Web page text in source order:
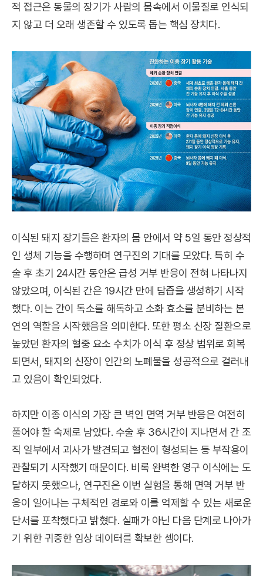
적 접근은 동물의 장기가 사람의 몸속에서 이물질로 인식되
지 않고 더 오래 생존할 수 있도록 돕는 핵심 장치다.
이식된 돼지 장기들은 환자의 몸 안에서 약 5일 동안 정상적
인 생체 기능을 수행하며 연구진의 기대를 모았다. 특히 수
술 후 초기 24시간 동안은 급성 거부 반응이 전혀 나타나지
않았으며, 이식된 간은 19시간 만에 담즙을 생성하기 시작
했다. 이는 간이 독소를 해독하고 소화 효소를 분비하는 본
연의 역할을 시작했음을 의미한다. 또한 평소 신장 질환으로
높았던 환자의 혈중 요소 수치가 이식 후 정상 범위로 회복
되면서, 돼지의 신장이 인간의 노폐물을 성공적으로 걸러내
고 있음이 확인되었다.
하지만 이종 이식의 가장 큰 벽인 면역 거부 반응은 여전히
풀어야 할 숙제로 남았다. 수술 후 36시간이 지나면서 간 조
직 일부에서 괴사가 발견되고 혈전이 형성되는 등 부작용이
관찰되기 시작했기 때문이다. 비록 완벽한 영구 이식에는 도
달하지 못했으나, 연구진은 이번 실험을 통해 면역 거부 반
응이 일어나는 구체적인 경로와 이를 억제할 수 있는 새로운
단서를 포착했다고 밝혔다. 실패가 아닌 다음 단계로 나아가
기 위한 귀중한 임상 데이터를 확보한 셈이다.